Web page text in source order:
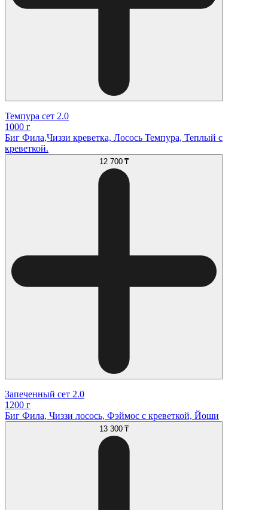
Темпура сет 2.0
1000 г
Биг Фила,Чиззи креветка, Лосось Темпура, Теплый с
креветкой.
12 700 ₸
Запеченный сет 2.0
1200 г
Биг Фила, Чиззи лосось, Фэймос с креветкой, Йоши
13 300 ₸